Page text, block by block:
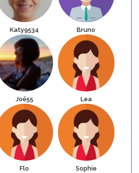
Katy9534 Bruno
Joë55 Lea
Flo Sophie